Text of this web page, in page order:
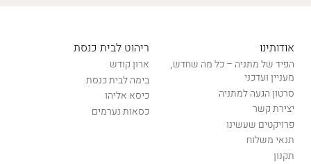
אודותינו
הפיד של מתניה – כל מה שחדש,
מעניין ועדכני
סרטון הגעה למתניה
יצירת קשר
פרויקטים שעשינו
תנאי משלוח
תקנון
ריהוט לבית כנסת
ארון קודש
בימה לבית כנסת
כיסא אליהו
כסאות נערמים